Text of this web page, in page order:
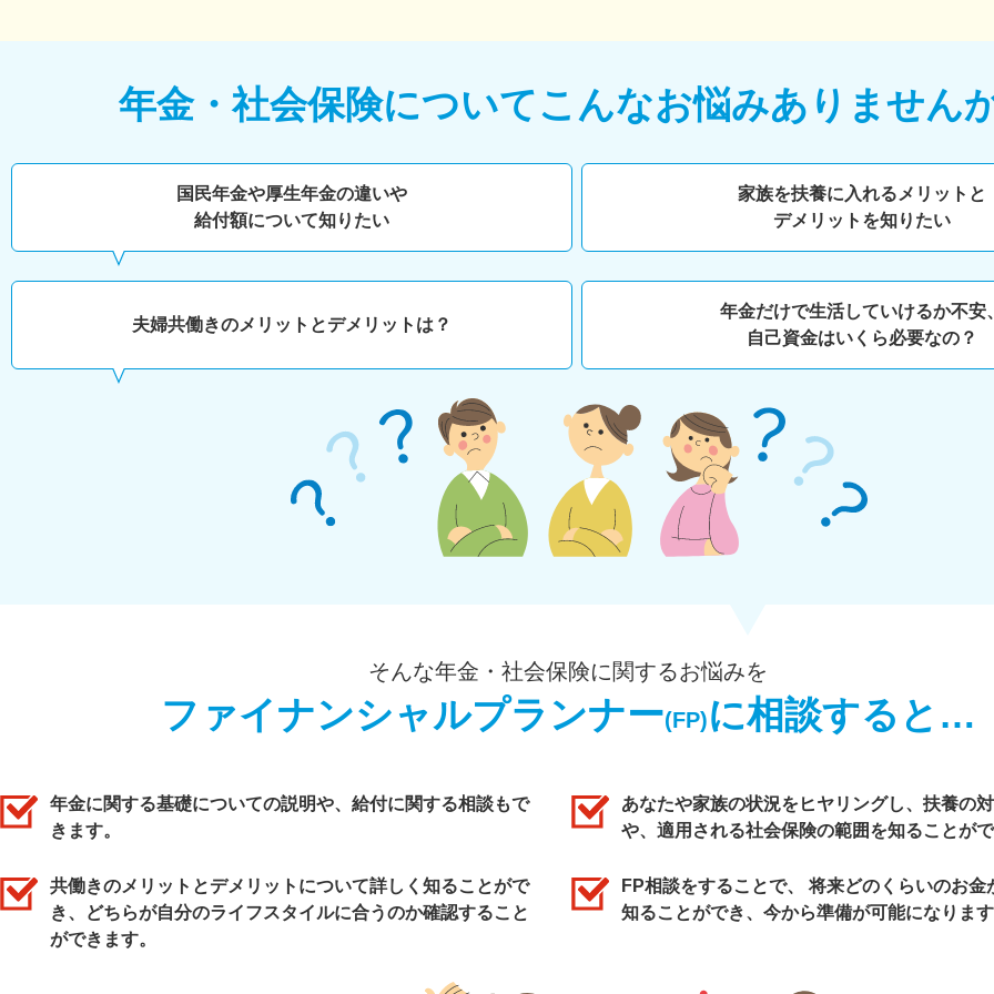
年金・社会保険についてこんなお悩みありません
国民年金や厚生年金の違いや
給付額について知りたい
家族を扶養に入れるメリットと
デメリットを知りたい
夫婦共働きのメリットとデメリットは？
年金だけで生活していけるか不安
自己資金はいくら必要なの？
そんな年金・社会保険に関するお悩みを
ファイナンシャルプランナー(FP)に相談すると…
年金に関する基礎についての説明や、給付に関する相談もで
きます。
あなたや家族の状況をヒヤリングし、扶養の
や、適用される社会保険の範囲を知ることが
共働きのメリットとデメリットについて詳しく知ることがで
き、どちらが自分のライフスタイルに合うのか確認すること
ができます。
FP相談をすることで、 将来どのくらいのお金
知ることができ、今から準備が可能になりま